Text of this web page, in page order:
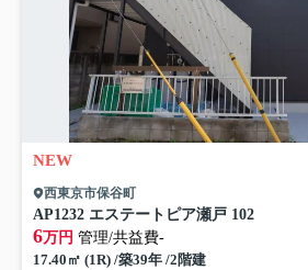
NEW
西東京市保谷町
AP1232 エステートピア瀬戸 102
6万円 管理/共益費-
17.40㎡ (1R) /築39年 /2階建